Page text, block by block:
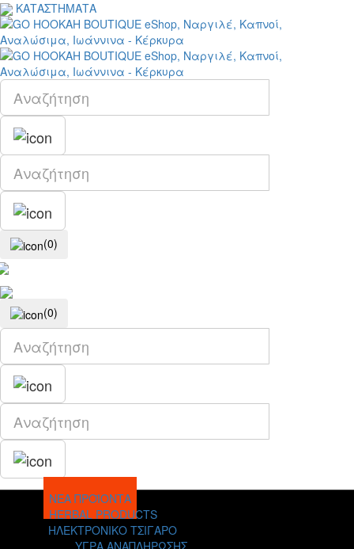
ΚΑΤΑΣΤΗΜΑΤΑ
(0)
(0)
ΝΕΑ ΠΡΟΪΟΝΤΑ
HERBAL PRODUCTS
ΗΛΕΚΤΡΟΝΙΚΟ ΤΣΙΓΑΡΟ
ΥΓΡΑ ΑΝΑΠΛΗΡΩΣΗΣ